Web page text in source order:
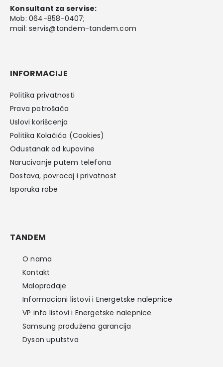
Konsultant za servise:
Mob: 064-858-0407;
mail:servis@tandem-tandem.com
INFORMACIJE
Politika privatnosti
Prava potrošača
Uslovi korišcenja
Politika Kolačića (Cookies)
Odustanak od kupovine
Narucivanje putem telefona
Dostava, povracaj i privatnost
Isporuka robe
TANDEM
O nama
Kontakt
Maloprodaje
Informacioni listovi i Energetske nalepnice
VP info listovi i Energetske nalepnice
Samsung produžena garancija
Dyson uputstva